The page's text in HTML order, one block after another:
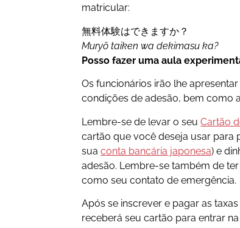
matricular:
無料体験はできますか？
Muryō taiken wa dekimasu ka?
Posso fazer uma aula
Os funcionários irão lhe
condições de adesão, bem como
Lembre-se de levar o seuCartão
cartão que você deseja usar para
suaconta bancária japonesa) e
adesão. Lembre-se também de
como seu contato de emergência.
Após se inscrever e pagar as
receberá seu cartão para entrar